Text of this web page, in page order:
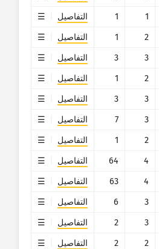
1
1
التفاصيل
2
1
التفاصيل
3
3
التفاصيل
2
1
التفاصيل
3
3
التفاصيل
3
7
التفاصيل
2
1
التفاصيل
4
64
التفاصيل
4
63
التفاصيل
3
6
التفاصيل
3
2
التفاصيل
2
2
التفاصيل